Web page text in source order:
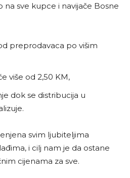
sve kupce i navijače Bosne
preprodavaca po višim
više od 2,50 KM,
dok se distribucija u
svim ljubiteljima
i cilj nam je da ostane
cijenama za sve.